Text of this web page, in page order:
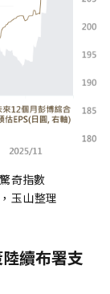
奇指數
玉山整理
續布署支